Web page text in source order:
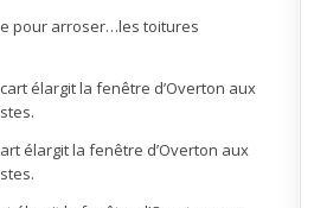
pour arroser…les toitures
élargit la fenêtre d’Overton aux
élargit la fenêtre d’Overton aux